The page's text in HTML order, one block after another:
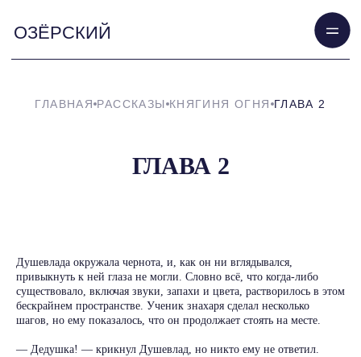
ОЗЁРСКИЙ
ГЛАВА 2
Душевлада окружала чернота, и, как он ни вглядывался,
привыкнуть к ней глаза не могли. Словно всё, что когда-либо
существовало, включая звуки, запахи и цвета, растворилось в этом
бескрайнем пространстве. Ученик знахаря сделал несколько
шагов, но ему показалось, что он продолжает стоять на месте.
— Дедушка! — крикнул Душевлад, но никто ему не ответил.